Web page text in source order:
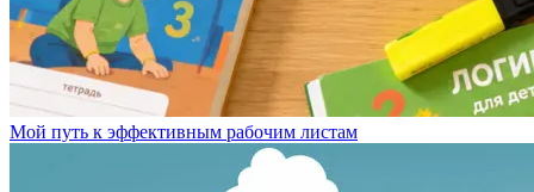
Мой путь к эффективным рабочим листам